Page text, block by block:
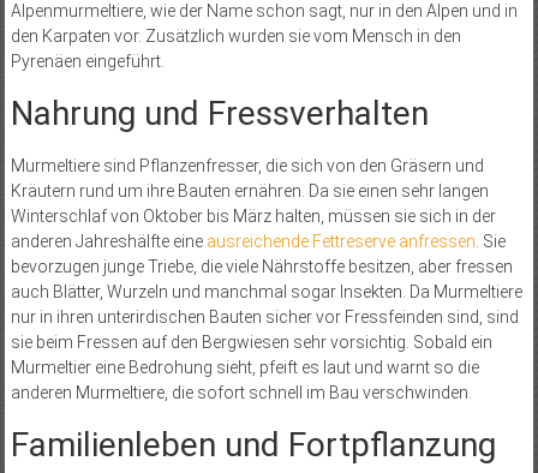
Alpenmurmeltiere, wie der Name schon sagt, nur in den Alpen und in
den Karpaten vor. Zusätzlich wurden sie vom Mensch in den
Pyrenäen eingeführt.
Nahrung und Fressverhalten
Murmeltiere sind Pflanzenfresser, die sich von den Gräsern und
Kräutern rund um ihre Bauten ernähren. Da sie einen sehr langen
Winterschlaf von Oktober bis März halten, müssen sie sich in der
anderen Jahreshälfte eine ausreichende Fettreserve anfressen. Sie
bevorzugen junge Triebe, die viele Nährstoffe besitzen, aber fressen
auch Blätter, Wurzeln und manchmal sogar Insekten. Da Murmeltiere
nur in ihren unterirdischen Bauten sicher vor Fressfeinden sind, sind
sie beim Fressen auf den Bergwiesen sehr vorsichtig. Sobald ein
Murmeltier eine Bedrohung sieht, pfeift es laut und warnt so die
anderen Murmeltiere, die sofort schnell im Bau verschwinden.
Familienleben und Fortpflanzung